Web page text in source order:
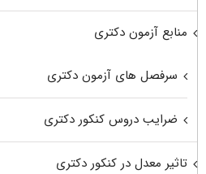
منابع آزمون دکتری
سرفصل های آزمون دکتری
ضرایب دروس کنکور دکتری
تاثیر معدل در کنکور دکتری